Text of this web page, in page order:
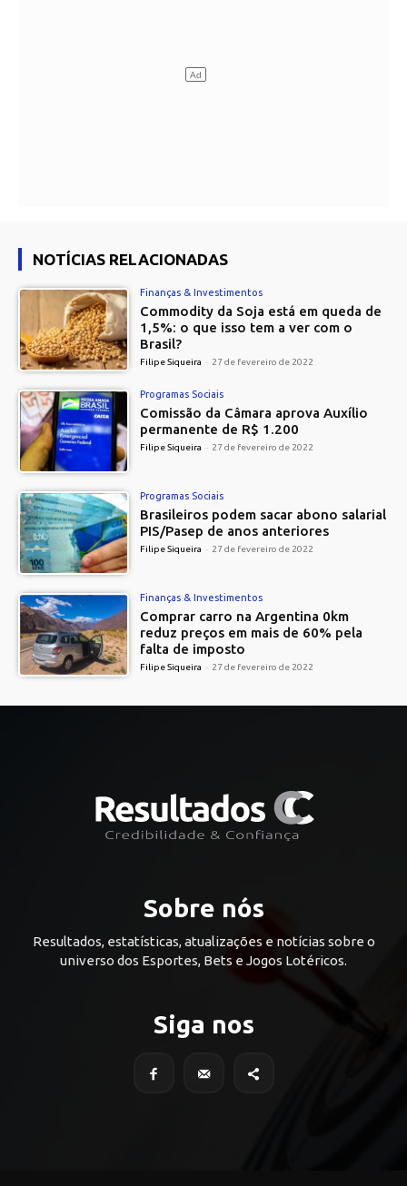
NOTÍCIAS RELACIONADAS
Finanças & Investimentos
Commodity da Soja está em queda de
1,5%: o que isso tem a ver com o
Brasil?
Filipe Siqueira - 27 de fevereiro de 2022
Programas Sociais
Comissão da Câmara aprova Auxílio
permanente de R$ 1.200
Filipe Siqueira - 27 de fevereiro de 2022
Programas Sociais
Brasileiros podem sacar abono salarial
PIS/Pasep de anos anteriores
Filipe Siqueira - 27 de fevereiro de 2022
Finanças & Investimentos
Comprar carro na Argentina 0km
reduz preços em mais de 60% pela
falta de imposto
Filipe Siqueira - 27 de fevereiro de 2022
Sobre nós
Resultados, estatísticas, atualizações e notícias sobre o
universo dos Esportes, Bets e Jogos Lotéricos.
Siga nos